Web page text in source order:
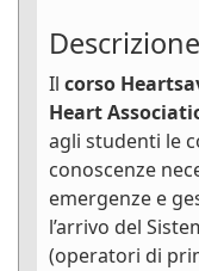
Il corso
Heart
agli studenti le
conoscenze
emergenze e
l’arrivo del
(operatori di